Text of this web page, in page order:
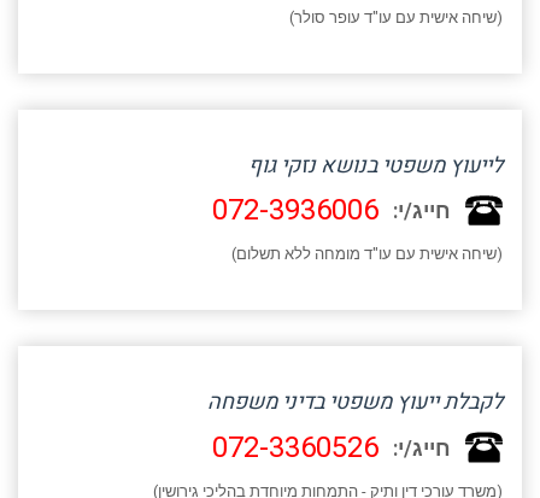
(שיחה אישית עם עו"ד עופר סולר)
לייעוץ משפטי בנושא נזקי גוף
חייג/י: 072-3936006
(שיחה אישית עם עו"ד מומחה ללא תשלום)
לקבלת ייעוץ משפטי בדיני משפחה
חייג/י: 072-3360526
(משרד עורכי דין ותיק - התמחות מיוחדת בהליכי גירושין)